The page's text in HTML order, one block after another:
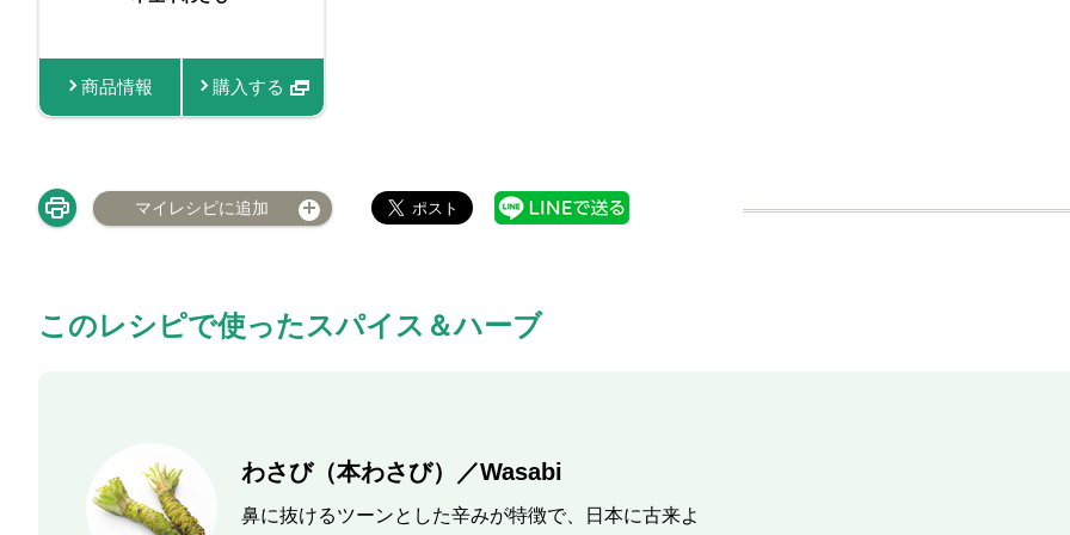
商品情報 購入する
マイレシピに追加
このレシピで使ったスパイス＆ハーブ
わさび（本わさび）／Wasabi
鼻に抜けるツーンとした辛みが特徴で、日本に古来よ